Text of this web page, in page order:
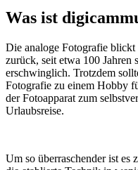
Was ist
Die analoge Fotografie
zurück, seit etwa 100 Jahren
erschwinglich. Trotzdem
Fotografie zu einem Hobby
der Fotoapparat zum
Urlaubsreise.
Um so überraschender ist es